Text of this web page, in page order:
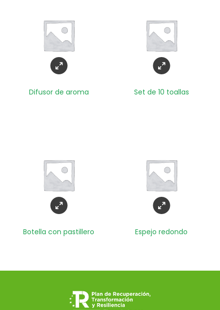
Difusor de aroma Set de 10 toallas
Botella con pastillero Espejo redondo